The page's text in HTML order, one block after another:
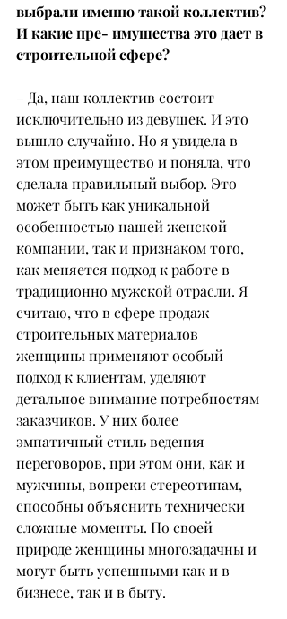
выбрали именно такой коллектив?
И какие пре- имущества это дает в
строительной сфере?
– Да, наш коллектив состоит
исключительно из девушек. И это
вышло случайно. Но я увидела в
этом преимущество и поняла, что
сделала правильный выбор. Это
может быть как уникальной
особенностью нашей женской
компании, так и признаком того,
как меняется подход к работе в
традиционно мужской отрасли. Я
считаю, что в сфере продаж
строительных материалов
женщины применяют особый
подход к клиентам, уделяют
детальное внимание потребностям
заказчиков. У них более
эмпатичный стиль ведения
переговоров, при этом они, как и
мужчины, вопреки стереотипам,
способны объяснить технически
сложные моменты. По своей
природе женщины многозадачны и
могут быть успешными как и в
бизнесе, так и в быту.